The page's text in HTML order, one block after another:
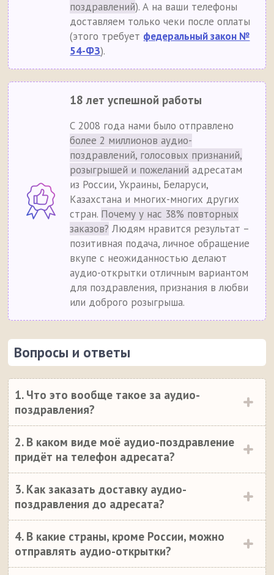
поздравлений). А на ваши телефоны
доставляем только чеки после оплаты
(этого требует федеральный закон №
54-ФЗ).
18 лет успешной работы
С 2008 года нами было отправлено
более 2 миллионов аудио-
поздравлений, голосовых признаний,
розыгрышей и пожеланий адресатам
из России, Украины, Беларуси,
Казахстана и многих-многих других
стран. Почему у нас 38% повторных
заказов? Людям нравится результат –
позитивная подача, личное обращение
вкупе с неожиданностью делают
аудио-открытки отличным вариантом
для поздравления, признания в любви
или доброго розыгрыша.
Вопросы и ответы
1. Что это вообще такое за аудио-
поздравления?
2. В каком виде моё аудио-поздравление
придёт на телефон адресата?
3. Как заказать доставку аудио-
поздравления до адресата?
4. В какие страны, кроме России, можно
отправлять аудио-открытки?